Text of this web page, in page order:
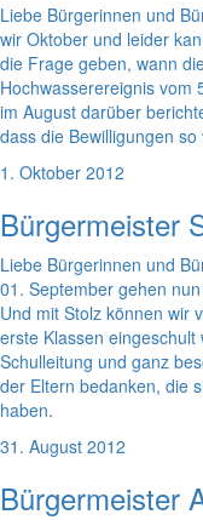
Liebe Bürgerinnen und
wir Oktober und leider
die Frage geben, wann
Hochwasserereignis vom
im August darüber
dass die Bewilligungen
1. Oktober 2012
Bürgermeister
Liebe Bürgerinnen und
01. September gehen
Und mit Stolz können wir
erste Klassen
Schulleitung und ganz
der Eltern bedanken, die
haben.
31. August 2012
Bürgermeister